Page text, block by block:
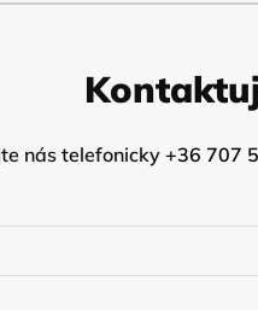
nás telefonicky +36 707